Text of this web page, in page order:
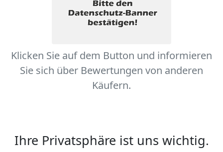
Klicken Sie auf dem Button und informieren
Sie sich über Bewertungen von anderen
Käufern.
Ihre Privatsphäre ist uns wichtig.